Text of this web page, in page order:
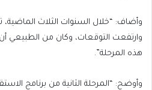
وأضاف: “خلال السنوات الثلاث الماضية،
وارتفعت التوقعات، وكان من الطبيعي
هذه المرحلة”.
وأوضح: “المرحلة الثانية من برنامج